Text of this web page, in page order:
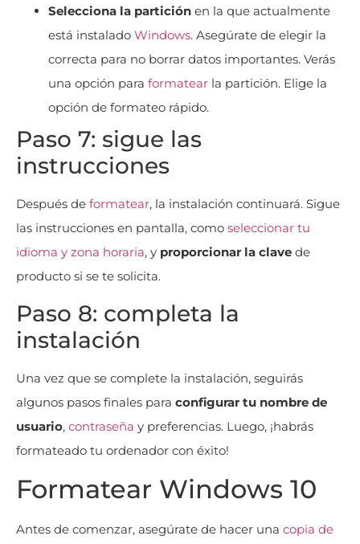
Selecciona la partición en la que actualmente
está instalado Windows. Asegúrate de elegir la
correcta para no borrar datos importantes. Verás
una opción para formatear la partición. Elige la
opción de formateo rápido.
Paso 7: sigue las
instrucciones
Después de formatear, la instalación continuará. Sigue
las instrucciones en pantalla, como seleccionar tu
idioma y zona horaria, y proporcionar la clave de
producto si se te solicita.
Paso 8: completa la
instalación
Una vez que se complete la instalación, seguirás
algunos pasos finales para configurar tu nombre de
usuario, contraseña y preferencias. Luego, ¡habrás
formateado tu ordenador con éxito!
Formatear Windows 10
Antes de comenzar, asegúrate de hacer una copia de